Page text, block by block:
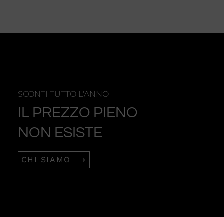
SCONTI TUTTO L'ANNO
IL PREZZO PIENO
NON ESISTE
CHI SIAMO ⟶